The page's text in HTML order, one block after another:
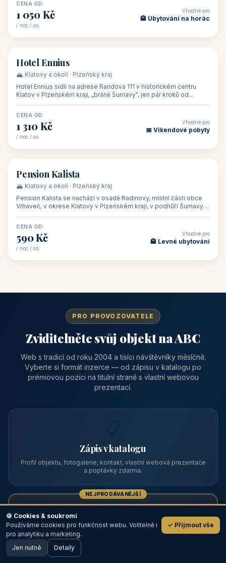
CENA OD
1 050 Kč
/ noc / os.
Vhodné pro
🏨 Ubytování na horác
🏨 hotel
Hotel Ennius
🏔️ Klatovy a okolí · Plzeňský kraj
Hotel Ennius sídlí na adrese Randova 111 v historickém centru
Klatov v Plzeňském kraji, „bráně Šumavy", jen pár kroků od
CENA OD
1 310 Kč
/ noc / os.
Vhodné pro
📅 Víkendové pobyty
🏡 penzion
Pension Kalista
🏔️ Klatovy a okolí · Plzeňský kraj
Pension Kalista se nachází v osadě Radinovy, místní části obce
Vrhaveč, v okrese Klatovy v Plzeňském kraji, v podhůří Šumavy
CENA OD
590 Kč
/ noc / os.
Vhodné pro
🏨 Levné ubytování
PRO PROVOZOVATELE
Zviditelněte svůj objekt na ABC
Web s tradicí od roku 2004 a tisíci návštěvníky měsíčně.
Vyberte si formát inzerce — od zápisu v katalogu po
prémiovou pozici na titulní straně s vlastní webovou
prezentací.
Zápis v katalogu
Profil objektu, fotogalerie, kontakt, vlastní webová prezentace
a poptávky zdarma.
NEJPRODÁVANĚJŠÍ
Prémiový partner
TOP pozice na titulce, přednost ve výpisech, zlatý odznak a
💬
🖥️ Desktop verze
🍪 Cookies & soukromí
Používáme cookies pro funkčnost webu. Volitelně i
pro analytiku a marketing.
✓ Přijmout vše
Jen nutné Detaily